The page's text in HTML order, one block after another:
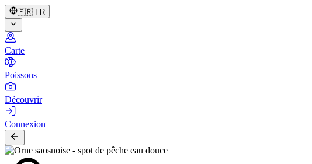
🇫🇷 FR
Carte
Poissons
Découvrir
Connexion